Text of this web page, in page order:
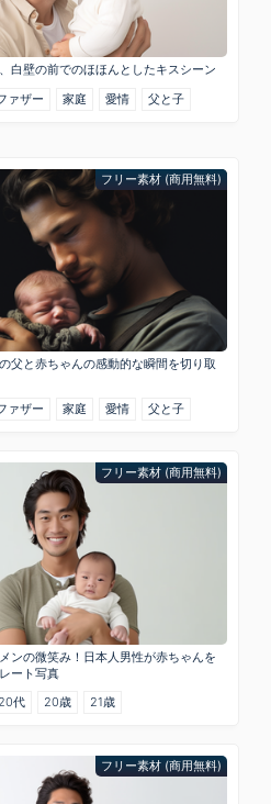
白壁の前でのほほんとしたキスシーン
ァザー 家庭 愛情 父と子
フリー素材 (商用無料)
父と赤ちゃんの感動的な瞬間を切り取
ァザー 家庭 愛情 父と子
フリー素材 (商用無料)
ンの微笑み！日本人男性が赤ちゃんを
ート写真
20代 20歳 21歳
フリー素材 (商用無料)